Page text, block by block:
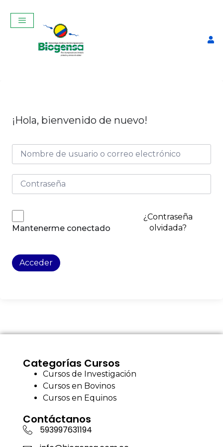
¡Hola, bienvenido de nuevo!
Mantenerme conectado
¿Contraseña
olvidada?
Acceder
Categorías Cursos
Cursos de Investigación
Cursos en Bovinos
Cursos en Equinos
Contáctanos
593997631194
Pistola de Inseminación